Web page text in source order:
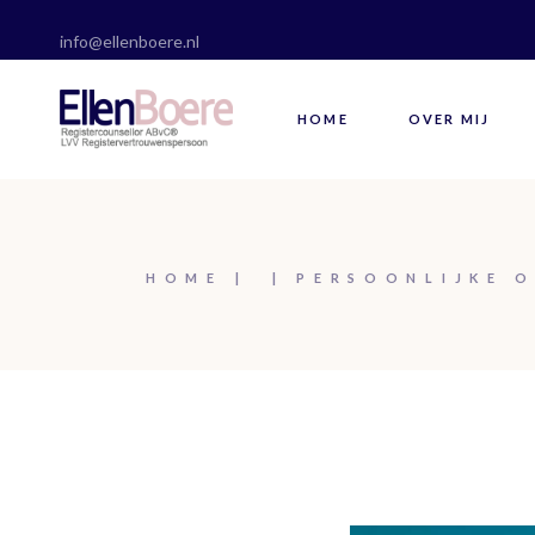
content
info@ellenboere.nl
HOME OVER MIJ
HOME PERSOONLIJKE